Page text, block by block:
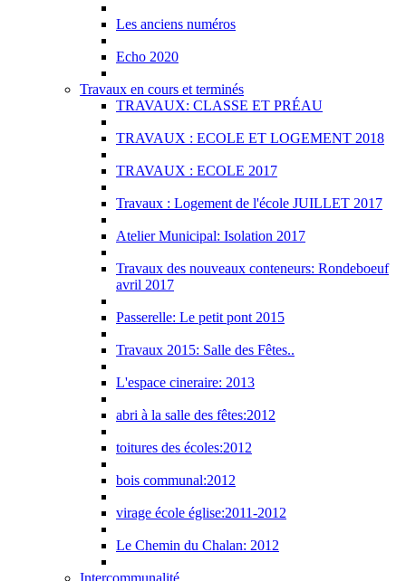
Les anciens numéros
Echo 2020
Travaux en cours et terminés
TRAVAUX: CLASSE ET PRÉAU
TRAVAUX : ECOLE ET LOGEMENT 2018
TRAVAUX : ECOLE 2017
Travaux : Logement de l'école JUILLET 2017
Atelier Municipal: Isolation 2017
Travaux des nouveaux conteneurs: Rondeboeuf
avril 2017
Passerelle: Le petit pont 2015
Travaux 2015: Salle des Fêtes..
L'espace cineraire: 2013
abri à la salle des fêtes:2012
toitures des écoles:2012
bois communal:2012
virage école église:2011-2012
Le Chemin du Chalan: 2012
Intercommunalité